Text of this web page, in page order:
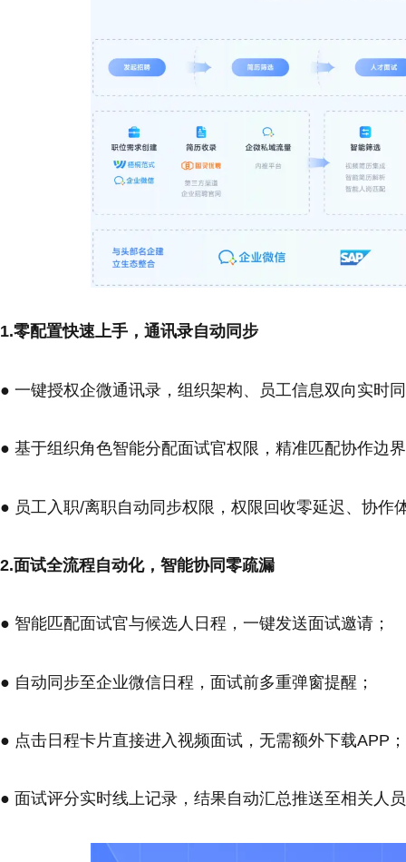
1.零配置快速上手，通讯录自动同步
● 一键授权企微通讯录，组织架构、员工信息双向实时
● 基于组织角色智能分配面试官权限，精准匹配协作边
● 员工入职/离职自动同步权限，权限回收零延迟、协作
2.面试全流程自动化，智能协同零疏漏
● 智能匹配面试官与候选人日程，一键发送面试邀请；
● 自动同步至企业微信日程，面试前多重弹窗提醒；
● 点击日程卡片直接进入视频面试，无需额外下载APP；
● 面试评分实时线上记录，结果自动汇总推送至相关人